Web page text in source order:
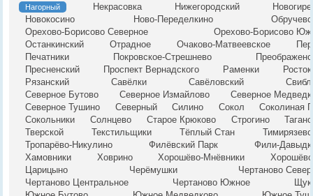
Нагорный Некрасовка Нижегородский
Новокосино
Ново-Переделкино
Орехово-Борисово Северное
Орехово-Борисово
Останкинский
Отрадное Очаково-Матвеевское
Печатники
Покровское-Стрешнево
Пресненский
Проспект Вернадского Раменки
Рязанский
Савёлки Савёловский
Северное Бутово
Северное Измайлово
Северное
Северное Тушино
Северный Силино Сокол
Соколиная
Сокольники
Солнцево Старое Крюково Строгино
Тверской
Текстильщики Тёплый Стан
Тропарёво-Никулино
Филёвский Парк
Фили-
Хамовники
Ховрино Хорошёво-Мнёвники
Царицыно
Черёмушки
Чертаново
Чертаново Центральное
Чертаново Южное